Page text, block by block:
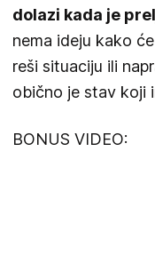
dolazi kada je
nema ideju kako
reši situaciju ili
obično je stav koji
BONUS VIDEO: